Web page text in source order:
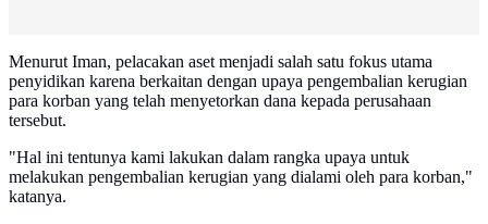
Menurut Iman, pelacakan aset menjadi salah satu fokus utama
penyidikan karena berkaitan dengan upaya pengembalian kerugian
para korban yang telah menyetorkan dana kepada perusahaan
tersebut.
"Hal ini tentunya kami lakukan dalam rangka upaya untuk
melakukan pengembalian kerugian yang dialami oleh para korban,"
katanya.